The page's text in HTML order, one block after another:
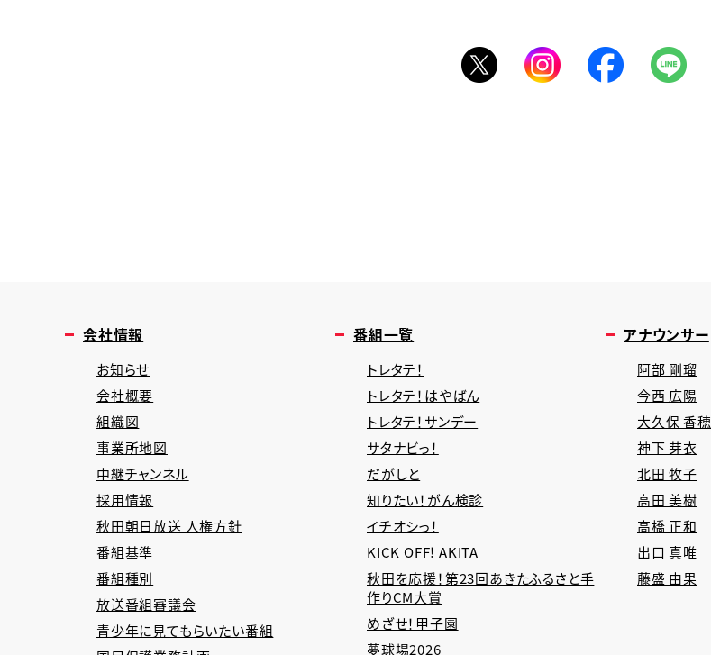
会社情報
お知らせ
会社概要
組織図
事業所地図
中継チャンネル
採用情報
秋田朝日放送 人権方針
番組基準
番組種別
放送番組審議会
青少年に見てもらいたい番組
番組一覧
トレタテ！
トレタテ！はやばん
トレタテ！サンデー
サタナビっ！
だがしと
知りたい！がん検診
イチオシっ！
KICK OFF! AKITA
秋田を応援！第23回あきたふるさと手
作りCM大賞
めざせ！甲子園
夢球場2026
アナウンサー
阿部 剛瑠
今西 広陽
大久保 香穂
神下 芽衣
北田 牧子
高田 美樹
高橋 正和
出口 真唯
藤盛 由果